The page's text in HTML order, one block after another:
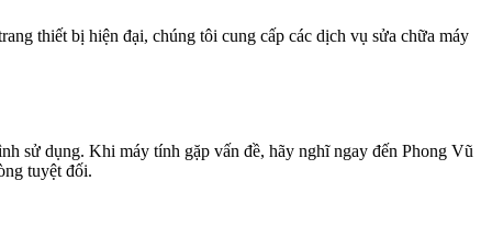
thiết bị hiện đại, chúng tôi cung cấp các dịch vụ sửa chữa máy
sử dụng. Khi máy tính gặp vấn đề, hãy nghĩ ngay đến Phong Vũ
tuyệt đối.